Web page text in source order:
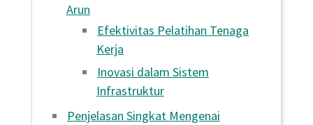
Arun
Efektivitas Pelatihan Tenaga
Kerja
Inovasi dalam Sistem
Infrastruktur
Penjelasan Singkat Mengenai